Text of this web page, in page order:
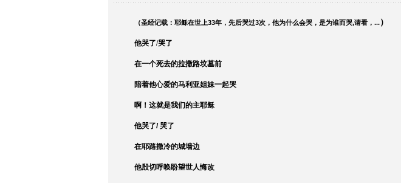
（圣经记载：耶稣在世上33年，先后哭过3次，他为什么会哭，是为谁而哭,请看， ...）
他哭了/哭了
在一个死去的拉撒路坟墓前
陪着他心爱的马利亚姐妹一起哭
啊！这就是我们的主耶稣
他哭了/ 哭了
在耶路撒冷的城墙边
他殷切呼唤盼望世人悔改